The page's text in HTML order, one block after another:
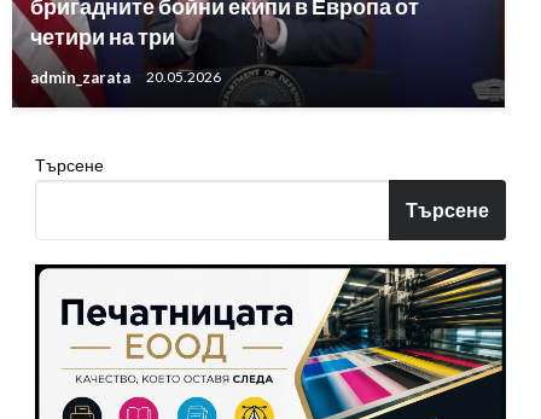
бригадните бойни екипи в Европа от
четири на три
admin_zarata 20.05.2026
Търсене
Търсене